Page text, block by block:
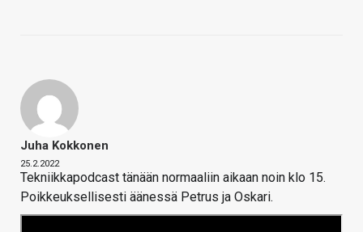
Juha Kokkonen
25.2.2022
Tekniikkapodcast tänään normaaliin aikaan noin klo 15.
Poikkeuksellisesti äänessä Petrus ja Oskari.